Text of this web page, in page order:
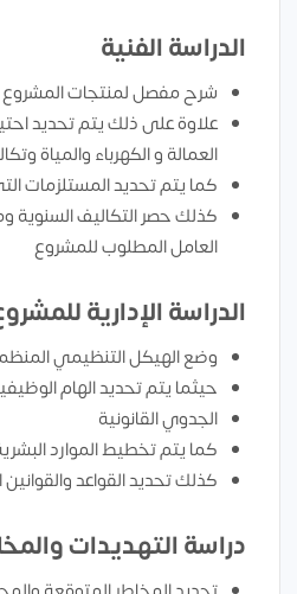
الدراسة الفنية
شرح مفصل لمنتجات المشروع
علاوة على ذلك يتم تحديد
العمالة و الكهرباء والمياة
كما يتم تحديد المستلزمات
كذلك حصر التكاليف السنوية
العامل المطلوب للمشروع
الدراسة الإدارية
وضع الهيكل التنظيمي
حيثما يتم تحديد الهام
الجدوي القانونية
كما يتم تخطيط الموارد
كذلك تحديد القواعد
دراسة التهديدات